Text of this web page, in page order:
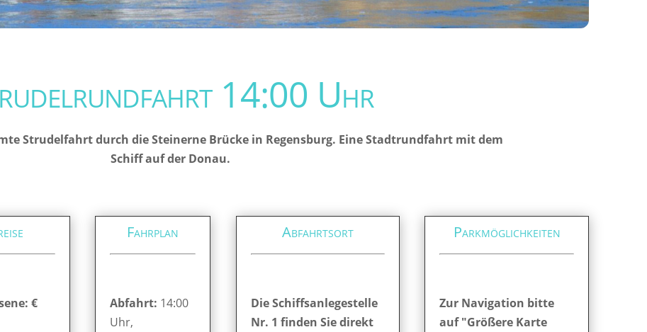
14:00 Uhr
Strudelfahrt durch die Steinerne Brücke in Regensburg. Eine Stadtrundfahrt mit dem
Schiff auf der Donau.
€
Fahrplan
Abfahrt: 14:00
Uhr,
Abfahrtsort
Die Schiffsanlegestelle
Nr. 1 finden Sie direkt
Parkmöglichkeiten
Zur Navigation bitte
auf "Größere Karte